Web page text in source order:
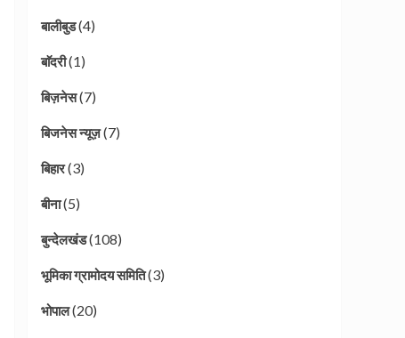
बालीबुड(4)
बाॅदरी(1)
बिज़नेस(7)
बिजनेस न्यूज़(7)
बिहार(3)
बीना(5)
बुन्देलखंड(108)
भूमिका ग्रामोदय समिति(3)
भोपाल(20)